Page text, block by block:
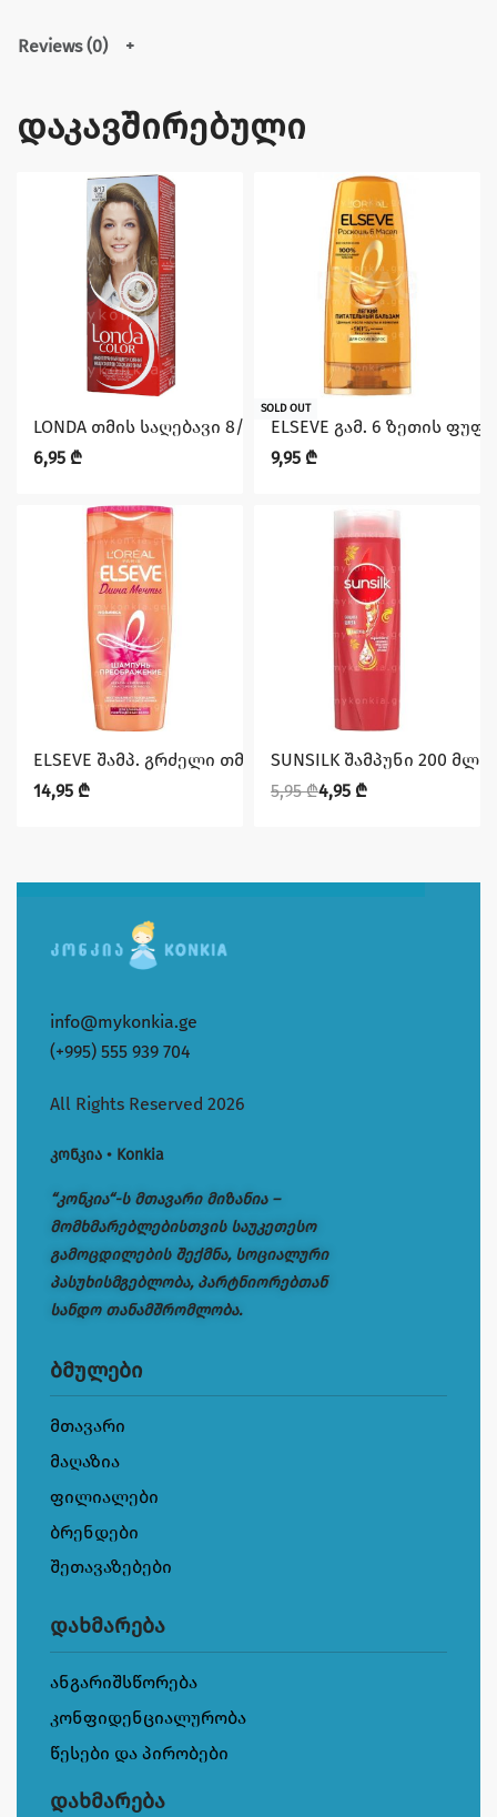
Reviews (0)
დაკავშირებული
LONDA თმის საღებავი 8/13 საშუალო ჩალისფერი
6,95 ₾
SOLD OUT
ELSEVE გამ. 6 ზეთის
9,95 ₾
ELSEVE შამპ. გრძელი თმის 400 მლ
14,95 ₾
SUNSILK შამპუნი 200 მლ
5,95₾4,95 ₾
info@mykonkia.ge
(+995) 555 939 704
All Rights Reserved 2026
კონკია • Konkia
“კონკია“-ს მთავარი მიზანია –
მომხმარებლებისთვის საუკეთესო
გამოცდილების შექმნა, სოციალური
პასუხისმგებლობა, პარტნიორებთან
სანდო თანამშრომლობა.
ბმულები
მთავარი
მაღაზია
ფილიალები
ბრენდები
შეთავაზებები
დახმარება
ანგარიშსწორება
კონფიდენციალურობა
წესები და პირობები
დახმარება